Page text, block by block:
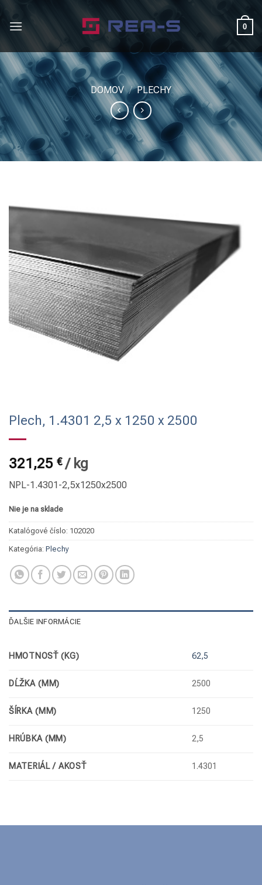
0
DOMOV / PLECHY
Plech, 1.4301 2,5 x 1250 x 2500
321,25 €/ kg
NPL-1.4301-2,5x1250x2500
Nie je na sklade
Katalógové číslo: 102020
Kategória: Plechy
ĎALŠIE INFORMÁCIE
HMOTNOSŤ (KG) 62,5
DĹŽKA (MM) 2500
ŠÍRKA (MM) 1250
HRÚBKA (MM) 2,5
MATERIÁL / AKOSŤ 1.4301